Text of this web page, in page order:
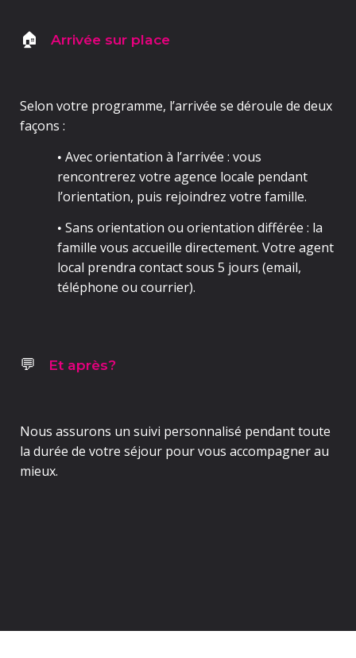
🏠 Arrivée sur place
Selon votre programme, l’arrivée se déroule de deux
façons :
•Avec orientation à l’arrivée : vous
rencontrerez votre agence locale pendant
l’orientation, puis rejoindrez votre famille.
•Sans orientation ou orientation différée : la
famille vous accueille directement. Votre agent
local prendra contact sous5 jours (email,
téléphone ou courrier).
💬 Et après?
Nous assurons un suivi personnalisé pendant toute
la durée de votre séjour pour vous accompagner au
mieux.